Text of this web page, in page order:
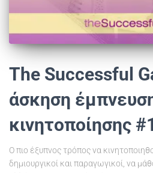
The Successful
άσκηση
κινητοποίησης #1
Ο πιο έξυπνος τρόπος να
δημιουργικοί και παραγωγικοί, να